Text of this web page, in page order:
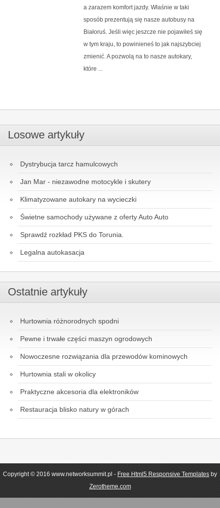
a zarazem komfort jazdy. Właśnie w taki
sposób prezentują się nasze autobusy na
Białoruś. Jeśli więc jeszcze nie pojawiłeś się
w tym kraju, to powinieneś to jak najszybciej
zmienić. A pozwolą na to nasze autokary,
które ...
Losowe artykuły
Dystrybucja tarcz hamulcowych
Jan Mar - niezawodne motocykle i skutery
Klimatyzowane autokary na wycieczki
Świetne samochody używane z oferty Auto Auto
Sprawdź rozkład PKS do Torunia.
Legalna autokasacja
Ostatnie artykuły
Hurtownia różnorodnych spodni
Pewne i trwałe części maszyn ogrodowych
Nowoczesne rozwiązania dla przewodów kominowych
Hurtownia stali w okolicy
Praktyczne akcesoria dla elektroników
Restauracja blisko natury w górach
Copyright © 2016 www.networksummit.pl - Free Html5 Responsive Templates by
Zerotheme.com